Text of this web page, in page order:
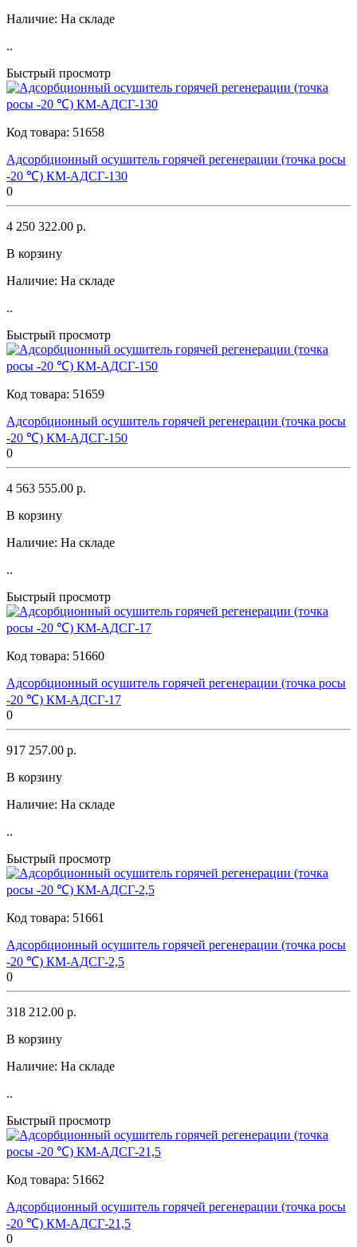
Наличие: На складе
..
Быстрый просмотр
Код товара: 51658
Адсорбционный осушитель горячей регенерации (точка росы
-20 ℃) КМ-АДСГ-130
0
4 250 322.00 р.
В корзину
Наличие: На складе
..
Быстрый просмотр
Код товара: 51659
Адсорбционный осушитель горячей регенерации (точка росы
-20 ℃) КМ-АДСГ-150
0
4 563 555.00 р.
В корзину
Наличие: На складе
..
Быстрый просмотр
Код товара: 51660
Адсорбционный осушитель горячей регенерации (точка росы
-20 ℃) КМ-АДСГ-17
0
917 257.00 р.
В корзину
Наличие: На складе
..
Быстрый просмотр
Код товара: 51661
Адсорбционный осушитель горячей регенерации (точка росы
-20 ℃) КМ-АДСГ-2,5
0
318 212.00 р.
В корзину
Наличие: На складе
..
Быстрый просмотр
Код товара: 51662
Адсорбционный осушитель горячей регенерации (точка росы
-20 ℃) КМ-АДСГ-21,5
0